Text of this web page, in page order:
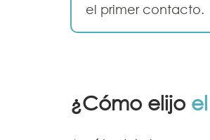
el primer contacto.
¿Cómo elijo